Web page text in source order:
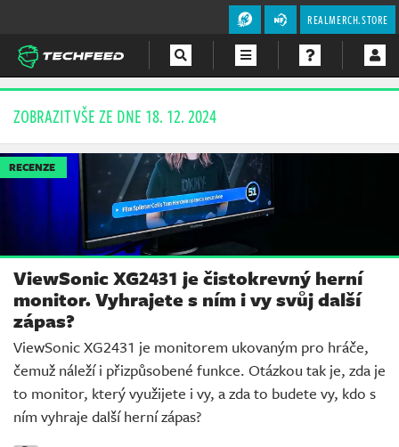
REALMERCH.STORE
Magazín
Videa
ZOBRAZIT VŠE ZE DNE 18. 12. 2024
RECENZE
ViewSonic XG2431 je čistokrevný herní
monitor. Vyhrajete s ním i vy svůj další
zápas?
ViewSonic XG2431 je monitorem ukovaným pro hráče,
čemuž náleží i přizpůsobené funkce. Otázkou tak je, zda je
to monitor, který využijete i vy, a zda to budete vy, kdo s
ním vyhraje další herní zápas?